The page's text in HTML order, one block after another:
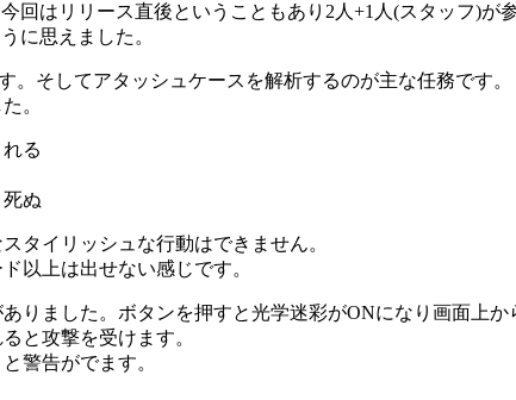
回はリリース直後ということもあり2人+1人(スタッフ)が
に思えました。
そしてアタッシュケースを解析するのが主な任務です。
。
る
ぬ
タイリッシュな行動はできません。
以上は出せない感じです。
りました。ボタンを押すと光学迷彩がONになり画面上か
と攻撃を受けます。
警告がでます。